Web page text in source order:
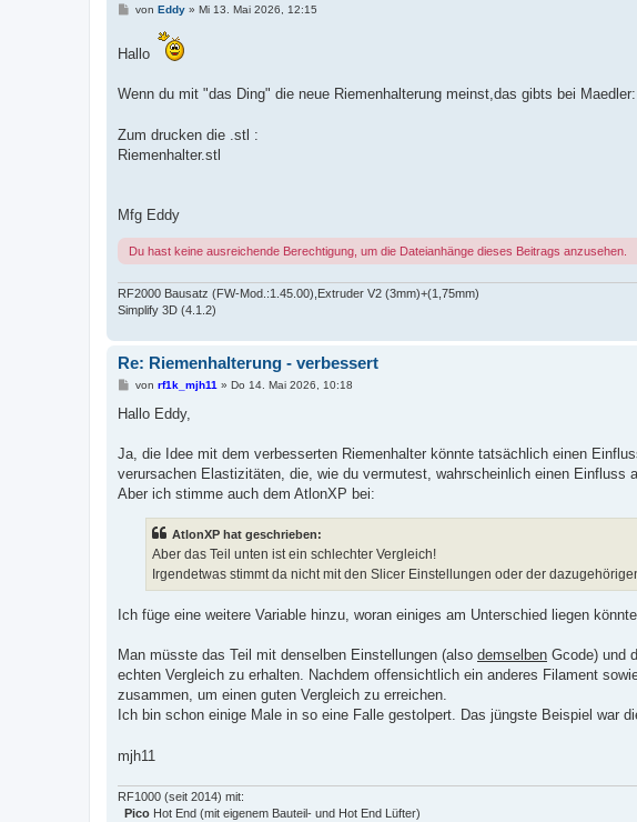
B
r
g
von Eddy» Mi 13. Mai 2026, 12:15
Hallo
Wenn du mit "das Ding" die neue Riemenhalterung meinst,das gibts bei Maedler:
Zum drucken die .stl :
Riemenhalter.stl
Mfg Eddy
Du hast keine ausreichende Berechtigung, um die Dateianhänge dieses Beitrags anzusehen.
RF2000 Bausatz (FW-Mod.:1.45.00),Extruder V2 (3mm)+(1,75mm)
Simplify 3D (4.1.2)
Re: Riemenhalterung - verbessert
B
i
a
g
von rf1k_mjh11 » Do 14. Mai 2026, 10:18
Hallo Eddy,
Ja, die Idee mit dem verbesserten Riemenhalter könnte tatsächlich einen
verursachen Elastizitäten, die, wie du vermutest, wahrscheinlich einen Einfluss
Aber ich stimme auch dem AtlonXP bei:
AtlonXP hat geschrieben:
Aber das Teil unten ist ein schlechter Vergleich!
Irgendetwas stimmt da nicht mit den Slicer Einstellungen oder der
Ich füge eine weitere Variable hinzu, woran einiges am Unterschied liegen
Man müsste das Teil mit denselben Einstellungen (also demselben Gcode) und
echten Vergleich zu erhalten. Nachdem offensichtlich ein anderes Filament
zusammen, um einen guten Vergleich zu erreichen.
Ich bin schon einige Male in so eine Falle gestolpert. Das jüngste Beispiel war
mjh11
RF1000 (seit 2014) mit:
Pico Hot End (mit eigenem Bauteil- und Hot End Lüfter)